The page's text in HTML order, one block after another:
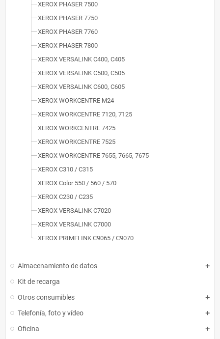
XEROX PHASER 7500
XEROX PHASER 7750
XEROX PHASER 7760
XEROX PHASER 7800
XEROX VERSALINK C400, C405
XEROX VERSALINK C500, C505
XEROX VERSALINK C600, C605
XEROX WORKCENTRE M24
XEROX WORKCENTRE 7120, 7125
XEROX WORKCENTRE 7425
XEROX WORKCENTRE 7525
XEROX WORKCENTRE 7655, 7665, 7675
XEROX C310 / C315
XEROX Color 550 / 560 / 570
XEROX C230 / C235
XEROX VERSALINK C7020
XEROX VERSALINK C7000
XEROX PRIMELINK C9065 / C9070
Almacenamiento de datos
Kit de recarga
Otros consumibles
Telefonía, foto y vídeo
Oficina